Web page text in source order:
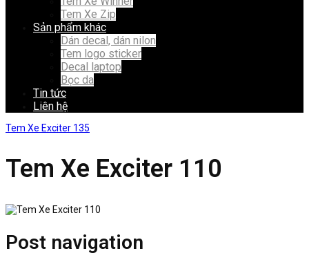
Tem Xe Zip
Sản phẩm khác
Dán decal, dán nilon
Tem logo sticker
Decal laptop
Bọc da
Tin tức
Liên hệ
Tem Xe Exciter 135
Tem Xe Exciter 110
Post navigation